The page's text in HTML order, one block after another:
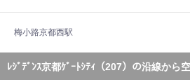
梅小路京都西駅
ﾚｼﾞﾃﾞﾝｽ京都ｹﾞｰﾄｼﾃｨ（207）の沿線から